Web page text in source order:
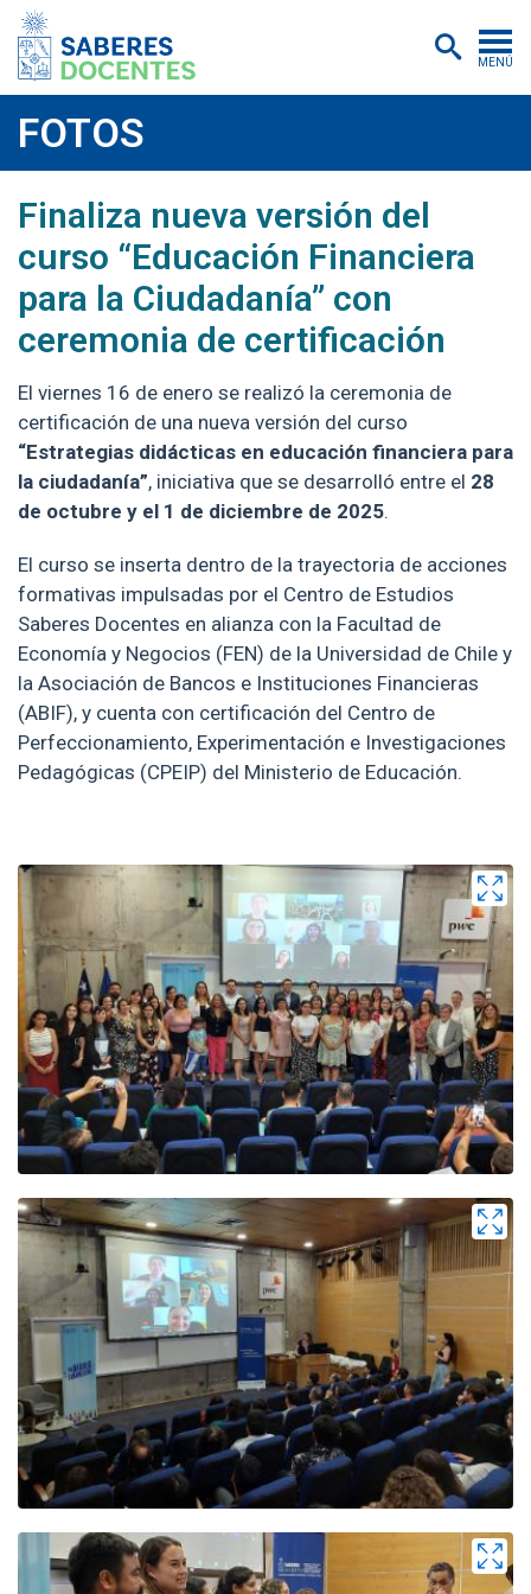
MENÚ
Postítulos y diplomados
Asistencias educativas
Investigación
Publicaciones
Inscripciones
Certificados digitales
Aulas virtuales
FOTOS
Finaliza nueva versión del
curso “Educación Financiera
para la Ciudadanía” con
ceremonia de certificación
El viernes 16 de enero se realizó la ceremonia de
certificación de una nueva versión del curso
“Estrategias didácticas en educación financiera para
la ciudadanía”, iniciativa que se desarrolló entre el 28
de octubre y el 1 de diciembre de 2025.
El curso se inserta dentro de la trayectoria de acciones
formativas impulsadas por el Centro de Estudios
Saberes Docentes en alianza con la Facultad de
Economía y Negocios (FEN) de la Universidad de Chile y
la Asociación de Bancos e Instituciones Financieras
(ABIF), y cuenta con certificación del Centro de
Perfeccionamiento, Experimentación e Investigaciones
Pedagógicas (CPEIP) del Ministerio de Educación.
Zoom
Zoom
Zoom